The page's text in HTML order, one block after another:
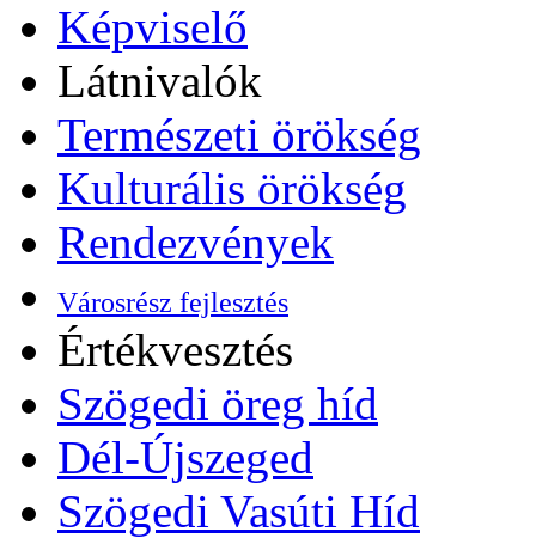
Képviselő
Látnivalók
Természeti örökség
Kulturális örökség
Rendezvények
Városrész fejlesztés
Értékvesztés
Szögedi öreg híd
Dél-Újszeged
Szögedi Vasúti Híd